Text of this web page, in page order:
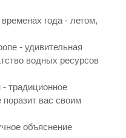
года - летом,
- удивительная
водных ресурсов
традиционное
поразит вас своим
объяснение